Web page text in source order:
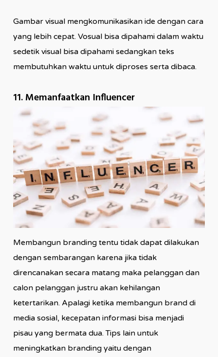
Gambar visual mengkomunikasikan ide dengan cara
yang lebih cepat. Vosual bisa dipahami dalam waktu
sedetik visual bisa dipahami sedangkan teks
membutuhkan waktu untuk diproses serta dibaca.
11. Memanfaatkan Influencer
Membangun branding tentu tidak dapat dilakukan
dengan sembarangan karena jika tidak
direncanakan secara matang maka pelanggan dan
calon pelanggan justru akan kehilangan
ketertarikan. Apalagi ketika membangun brand di
media sosial, kecepatan informasi bisa menjadi
pisau yang bermata dua. Tips lain untuk
meningkatkan branding yaitu dengan